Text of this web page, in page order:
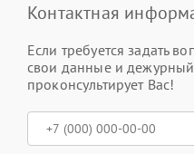
Контактная
Если требуется задать
свои данные и дежурный
проконсультирует Вас!